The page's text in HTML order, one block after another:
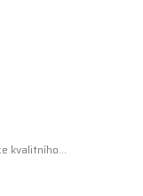
kvalitního...